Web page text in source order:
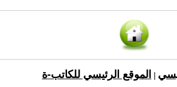
الموقع الرئيسي للكاتب-ة